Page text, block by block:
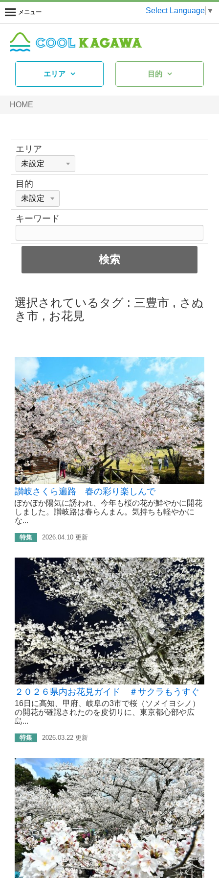
メニュー Select Language ▼
エリア 目的
HOME
エリア
目的
キーワード
選択されているタグ : 三豊市 , さぬ
き市 , お花見
讃岐さくら遍路 春の彩り楽しんで
ぽかぽか陽気に誘われ、今年も桜の花が鮮やかに開花
しました。讃岐路は春らんまん。気持ちも軽やかに
な...
特集 2026.04.10 更新
２０２６県内お花見ガイド ＃サクラもうすぐ
16日に高知、甲府、岐阜の3市で桜（ソメイヨシノ）
の開花が確認されたのを皮切りに、東京都心部や広
島...
特集 2026.03.22 更新